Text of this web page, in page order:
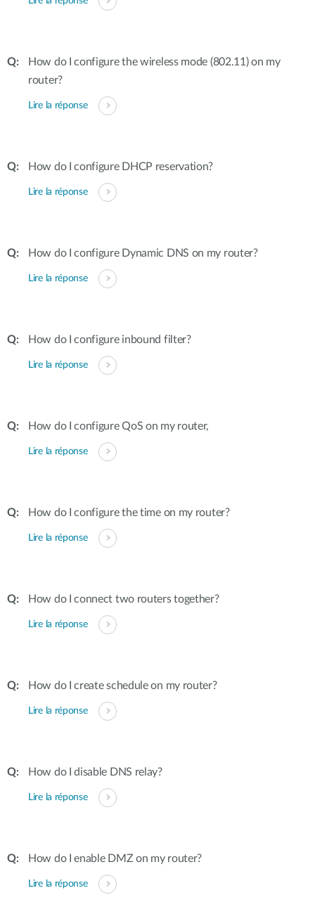
How do I configure the wireless mode (802.11) on my
router?
Lire la réponse
How do I configure DHCP reservation?
Lire la réponse
How do I configure Dynamic DNS on my router?
Lire la réponse
How do I configure inbound filter?
Lire la réponse
How do I configure QoS on my router,
Lire la réponse
How do I configure the time on my router?
Lire la réponse
How do I connect two routers together?
Lire la réponse
How do I create schedule on my router?
Lire la réponse
How do I disable DNS relay?
Lire la réponse
How do I enable DMZ on my router?
Lire la réponse